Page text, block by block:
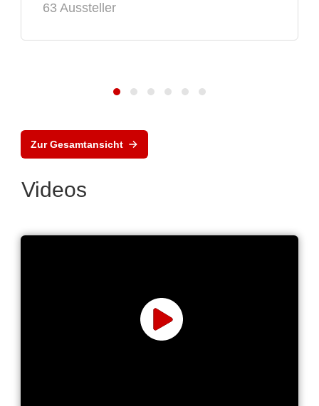
63 Aussteller
Zur Gesamtansicht
Videos